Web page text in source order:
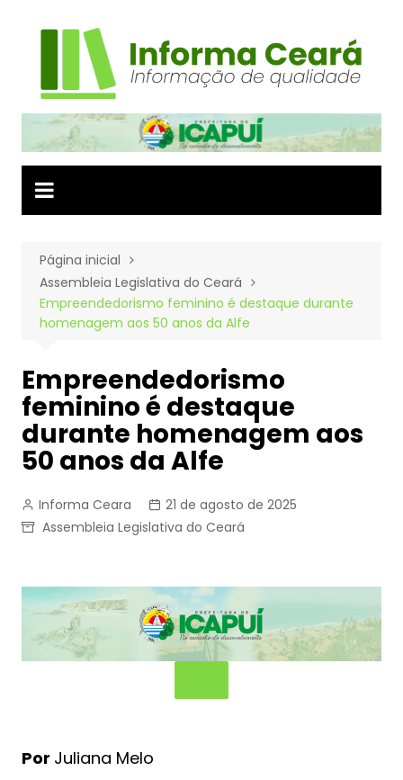
Página inicial
Assembleia Legislativa do Ceará
Empreendedorismo feminino é destaque durante
homenagem aos 50 anos da Alfe
Empreendedorismo
feminino é destaque
durante homenagem aos
50 anos da Alfe
Informa Ceara
21 de agosto de 2025
Assembleia Legislativa do Ceará
Por Juliana Melo